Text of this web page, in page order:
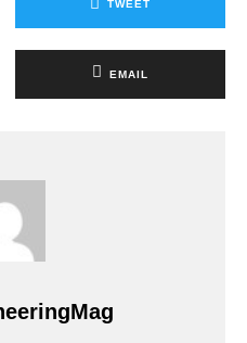
TWEET
EMAIL